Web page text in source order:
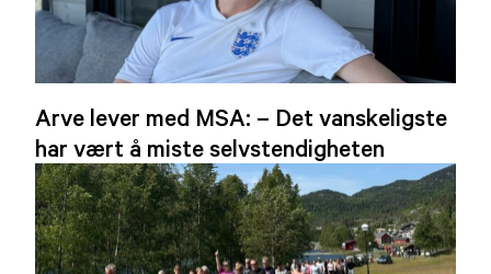
Arve lever med MSA: – Det vanskeligste
har vært å miste selvstendigheten